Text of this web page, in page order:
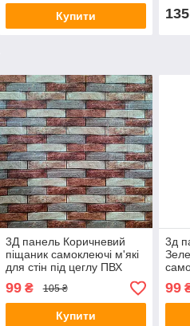
Купити 135
3Д панель Коричневий
піщаник самоклеючі м'які
для стін під цеглу ПВХ
декор 700x770x4мм (340)
SW-00000531
99₴ 105 ₴
Купити
3д
ПВХ
99